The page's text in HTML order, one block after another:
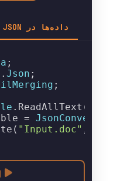
داده‌ها در JSON
. Json
;
. ReadAllText (
= JsonConvert
( "Input.doc"